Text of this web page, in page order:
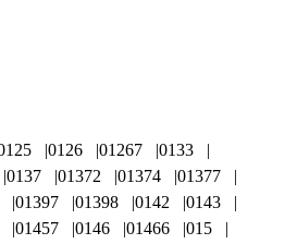
0126 01267
0133
0137 01372 01374
01377
01397 01398 0142
0143
01457 0146 01466
015